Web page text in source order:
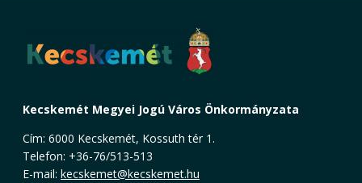
Kecskemét Megyei Jogú Város Önkormányzata
Cím: 6000 Kecskemét, Kossuth tér 1.
Telefon: +36-76/513-513
E-mail: kecskemet@kecskemet.hu